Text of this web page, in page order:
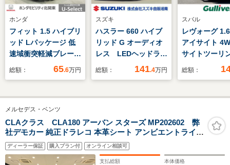
ホンダ
フィット 1.5 ハイブリ
ッド Lパッケージ 低
速域衝突軽減ブレーキ
Mナビ Rカメラ ETC
総額： 65.6万円
スズキ
ハスラー 660 ハイブ
リッド G オーディオ
レス LEDヘッドラン
プ キーレスプッシュ
ル ステアリングオー
ルドハイブリッド 衝
突被害軽減ブレーキ
後退時ブレーキサポー
ト
総額： 141.4万円
スバル
レヴォーグ
アイサイト
サイトツーリ
スト プリク
アロ 純正8イ
ルーズコン
LEDオートラ
マートキー
総額：
メルセデス・ベンツ
CLAクラス CLA180 アーバン スターズ MP202602 弊
社デモカー 純正ドラレコ 本革シート アンビエントライト
360度カメラ
ディーラー保証 購入プラン付 オンライン相談可
支払総額 本体価格